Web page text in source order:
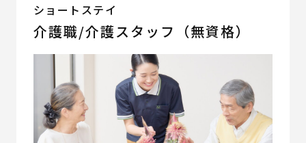
ショートステイ
介護職/介護スタッフ（無資格）